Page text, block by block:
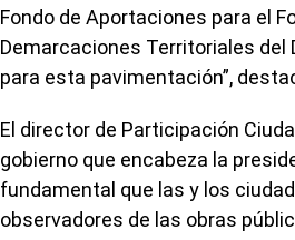
Fondo de Aportaciones para el
Demarcaciones Territoriales del
para esta pavimentación”,
El director de Participación
gobierno que encabeza la
fundamental que las y los
observadores de las obras